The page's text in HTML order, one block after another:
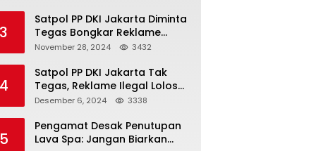
3
Satpol PP DKI Jakarta Diminta
Tegas Bongkar Reklame
Ilegal
November 28, 2024 3432
4
Satpol PP DKI Jakarta Tak
Tegas, Reklame Ilegal Lolos
Penindakan
Desember 6, 2024 3338
5
Pengamat Desak Penutupan
Lava Spa: Jangan Biarkan